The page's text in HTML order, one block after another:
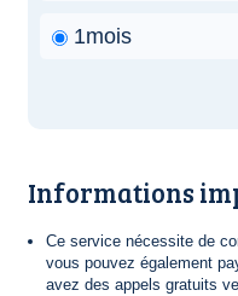
1mois
Informations
Ce service nécessite de
vous pouvez également
avez des appels gratuits